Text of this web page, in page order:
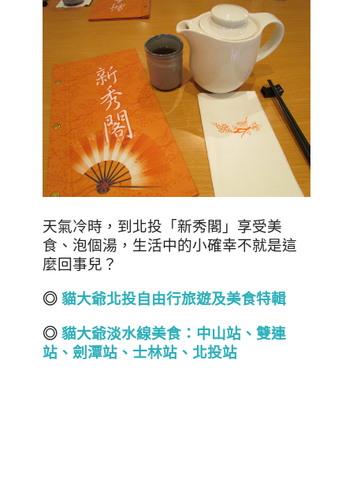
天氣冷時，到北投「新秀閣」享受美
食、泡個湯，生活中的小確幸不就是這
麼回事兒？
◎ 貓大爺北投自由行旅遊及美食特輯
◎ 貓大爺淡水線美食：中山站、雙連
站、劍潭站、士林站、北投站